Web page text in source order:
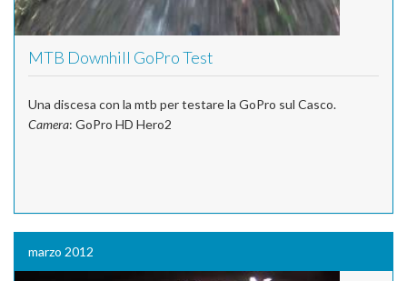
MTB Downhill GoPro Test
Una discesa con la mtb per testare la GoPro sul Casco.
Camera: GoPro HD Hero2
marzo 2012